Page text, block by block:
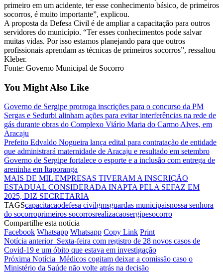
primeiro em um acidente, ter esse conhecimento básico, de primeiros
socorros, é muito importante”, explicou.
A proposta da Defesa Civil é de ampliar a capacitação para outros
servidores do município. “Ter esses conhecimentos pode salvar
muitas vidas. Por isso estamos planejando para que outros
profissionais aprendam as técnicas de primeiros socorros”, ressaltou
Kleber.
Fonte: Governo Municipal de Socorro
You Might Also Like
Governo de Sergipe prorroga inscrições para o concurso da PM
Sergas e Sedurbi alinham ações para evitar interferências na rede de
gás durante obras do Complexo Viário Maria do Carmo Alves, em
Aracaju
Prefeito Edvaldo Nogueira lança edital para contratação de entidade
que administrará maternidade de Aracaju e resultado em setembro
Governo de Sergipe fortalece o esporte e a inclusão com entrega de
areninha em Itaporanga
MAIS DE MIL EMPRESAS TIVERAM A INSCRIÇÃO
ESTADUAL CONSIDERADA INAPTA PELA SEFAZ EM
2025, DIZ SECRETARIA
TAGScapacitacaodefesa civilgmsguardas municipaisnossa senhora
do socorroprimeiros socorrosrealizacaosergipesocorro
Compartilhe esta notícia
Facebook Whatsapp Whatsapp Copy Link Print
Notícia anterior Sexta-feira com registro de 28 novos casos de
Covid-19 e um óbito que estava em investigação
Próxima Notícia Médicos cogitam deixar a comissão caso o
Ministério da Saúde não volte atrás na decisão